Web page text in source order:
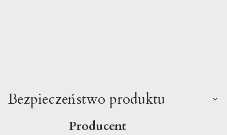
Bezpieczeństwo produktu
Producent